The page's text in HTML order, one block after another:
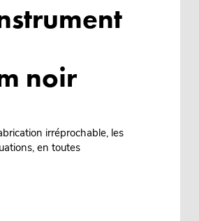
noir
irréprochable, les
en toutes